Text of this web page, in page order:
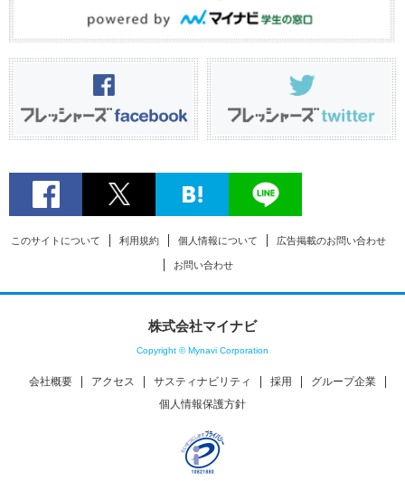
このサイトについて 利用規約 個人情報について 広告掲載のお問い合わせ
お問い合わせ
株式会社マイナビ
Copyright © Mynavi Corporation
会社概要 アクセス サスティナビリティ 採用
グループ企業
個人情報保護方針